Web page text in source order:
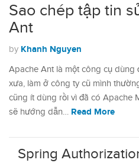
Sao chép tập tin
Ant
by Khanh Nguyen
Apache Ant là một công cụ
xưa, làm ở công ty cũ mình
cũng ít dùng rồi vì đã có Apache
sẽ hướng dẫn… Read More
Spring